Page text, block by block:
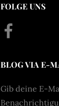
FOLGE UNS
Facebook
BLOG VIA E-
Gib deine E-